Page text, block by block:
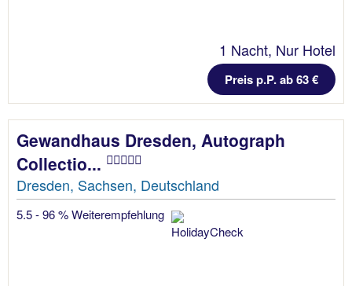
1 Nacht, Nur Hotel
Preis p.P. ab 63 €
Gewandhaus Dresden, Autograph
Collectio...
Dresden, Sachsen, Deutschland
5.5 - 96 % Weiterempfehlung